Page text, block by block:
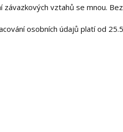
závazkových vztahů se mnou.
osobních údajů platí od